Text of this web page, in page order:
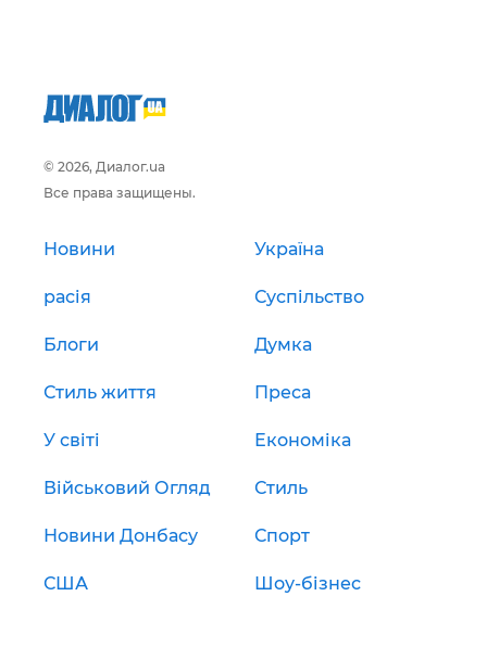
© 2026, Диалог.ua
Все права защищены.
Новини Україна
расія Суспільство
Блоги Думка
Стиль життя Преса
У світі Економіка
Військовий Огляд Стиль
Новини Донбасу Спорт
США Шоу-бізнес